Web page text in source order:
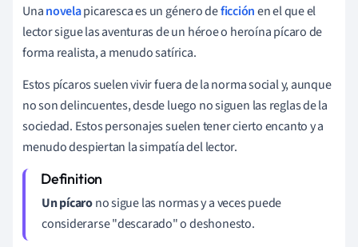
Unanovelapicaresca es un género deficciónen el que el
lector sigue las aventuras de un héroe o heroína pícaro de
forma realista, a menudo satírica.
Estos pícaros suelen vivir fuera de la norma social y, aunque
no son delincuentes, desde luego no siguen las reglas de la
sociedad. Estos personajes suelen tener cierto encanto y a
menudo despiertan la simpatía del lector.
Un pícarono sigue las normas y a veces puede
considerarse "descarado" o deshonesto.